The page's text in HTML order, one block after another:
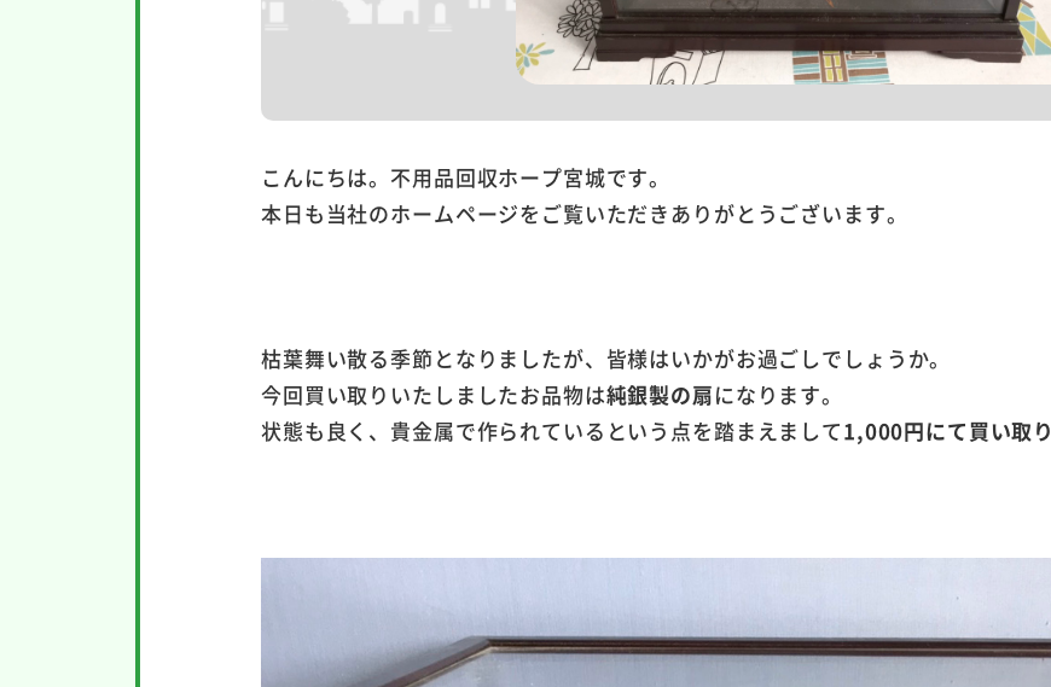
こんにちは。不用品回収ホープ宮城です。
本日も当社のホームページをご覧いただきありがとうございます。
枯葉舞い散る季節となりましたが、皆様はいかがお過ごしでしょうか。
今回買い取りいたしましたお品物は純銀製の扇になります。
状態も良く、貴金属で作られているという点を踏まえまして1,000円にて買い取り